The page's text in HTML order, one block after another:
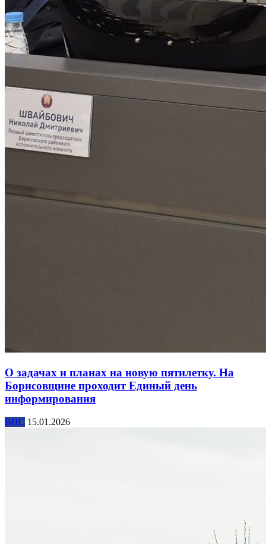
О задачах и планах на новую пятилетку. На
Борисовщине проходит Единый день
информирования
ВНС 15.01.2026